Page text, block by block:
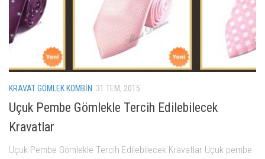
KRAVAT GÖMLEK KOMBIN 31 TEM, 2015
Uçuk Pembe Gömlekle Tercih Edilebilecek
Kravatlar
Uçuk Pembe Gömlekle Tercih Edilebilecek Kravatlar Uçuk pembe